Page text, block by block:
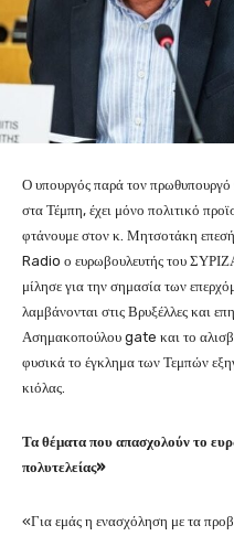
Ο υπουργός παρά τον
στα Τέμπη, έχει μόνο πολιτικό
φτάνουμε στον κ. Μητσοτάκη
Radio ο ευρωβουλευτής του
μίλησε για την σημασία των
λαμβάνονται στις Βρυξέλλες και
Ασημακοπούλου gate και το
φυσικά το έγκλημα των Τεμπών
κιόλας.
Τα θέματα που απασχολούν το
πολυτελείας»
«Για εμάς η ενασχόληση με τα